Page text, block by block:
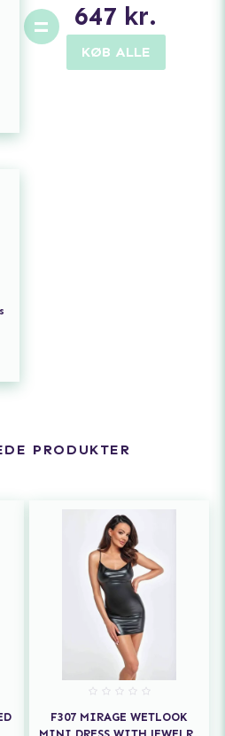
= 647 kr.
KØB ALLE
PRODUKTER
F307 MIRAGE WETLOOK